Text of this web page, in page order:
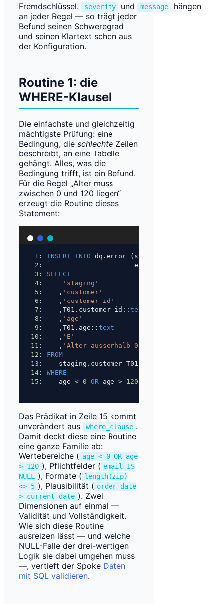
Fremdschlüssel.
severity und message
hängen
an jeder Regel — so trägt jeder
Befund seinen Schweregrad
und seinen Klartext schon aus
der Konfiguration.
Routine 1: die
WHERE-Klausel
Die einfachste und gleichzeitig
mächtigste Prüfung: eine
Bedingung, die schlechte Zeilen
beschreibt, an eine Tabelle
gehängt. Alles, was die
Bedingung trifft, ist ein Befund.
Für die Regel „Alter muss
zwischen 0 und 120 liegen“
erzeugt die Routine dieses
Statement:
1 : INSERT INTO dq.error (schema_name,
2 :                       error_column,
3 : SELECT
4 :
'staging'
5 :    , 'customer'
6 :    , 'customer_id'
7 :    ,T01.customer_id:: text
8 :    , 'age'
9 :    ,T01.age:: text
10 :    , 'E'
11 :    , 'Alter ausserhalb 0..120'
12 : FROM
13 :    staging.customer T01
14 : WHERE
15 :    age < 0 OR age > 120
Das Prädikat in Zeile 15 kommt
unverändert aus
where_clause .
Damit deckt diese eine Routine
eine ganze Familie ab:
Wertebereiche ( age < 0 OR age
> 120 ), Pflichtfelder ( email IS
NULL ), Formate ( length(zip)
<> 5 ), Plausibilität ( order_date
> current_date ). Zwei
Dimensionen auf einmal —
Validität und Vollständigkeit.
Wie sich diese Routine
ausreizen lässt — und welche
NULL-Falle der drei-wertigen
Logik sie dabei umgehen muss
—, vertieft der Spoke Daten
mit SQL validieren.